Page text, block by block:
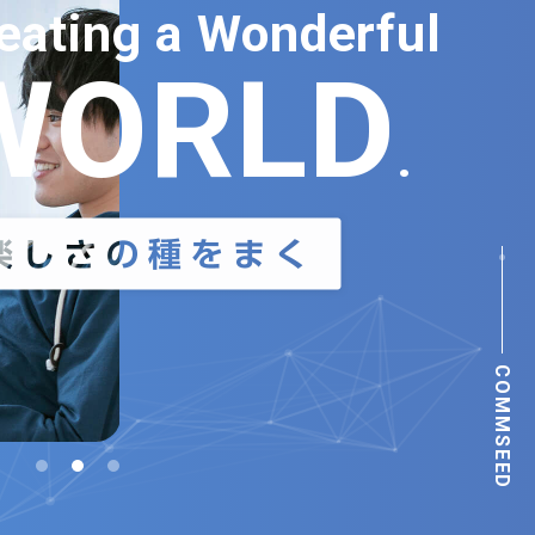
COMMSEED
a Wonderful
.